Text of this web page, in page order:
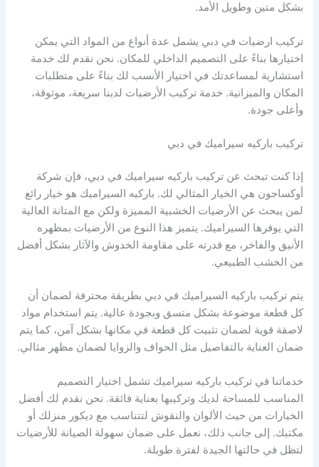
بشكل متين وطويل الأمد.
تركيب ارضيات في دبي يشمل عدة أنواع من المواد التي يمكن
اختيارها بناءً على التصميم الداخلي للمكان. نحن نقدم لك خدمة
استشارية لمساعدتك في اختيار الأنسب لك بناءً على متطلبات
المكان والميزانية. خدمة تركيب الأرضيات لدينا سريعة، موثوقة،
وأعلى جودة.
تركيب باركيه سيراميك في دبي
إذا كنت تبحث عن تركيب باركيه سيراميك في دبي، فإن شركة
أوكساجون هي الخيار المثالي لك. باركيه السيراميك هو خيار رائع
لمن يبحث عن الأرضيات الخشبية المميزة ولكن مع المتانة العالية
التي يوفرها السيراميك. يتميز هذا النوع من الأرضيات بمظهره
الأنيق والفاخر، مع قدرته على مقاومة الخدوش والآثار بشكل أفضل
من الخشب الطبيعي.
يتم تركيب باركيه السيراميك في دبي بطريقة محترفة لضمان أن
كل قطعة موضوعة بشكل متسق وبجودة عالية. يتم استخدام مواد
لاصقة قوية لضمان تثبيت كل قطعة في مكانها بشكل آمن، كما يتم
ضمان العناية بالتفاصيل مثل الحواف والزوايا لضمان مظهر مثالي.
خدماتنا في تركيب باركيه سيراميك تشمل اختيار التصميم
المناسب للمساحة لديك وتركيبها بعناية فائقة. نحن نقدم لك أفضل
الخيارات من حيث الألوان والنقوش لتتناسب مع ديكور منزلك أو
مكتبك. إلى جانب ذلك، نعمل على ضمان سهولة الصيانة للأرضيات
لتظل في حالتها الجيدة لفترة طويلة.